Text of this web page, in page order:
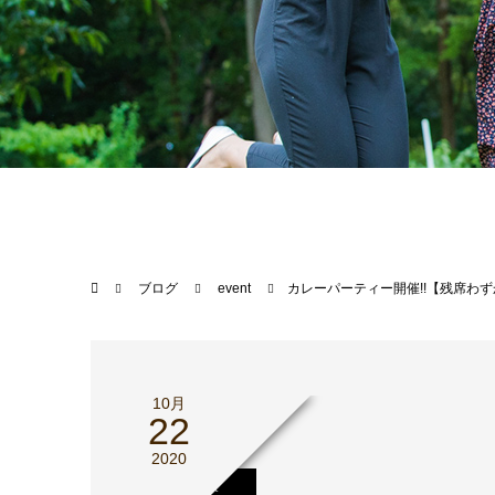
ブログ event カレーパーティー開催!!【残席わ
10月
22
2020
event